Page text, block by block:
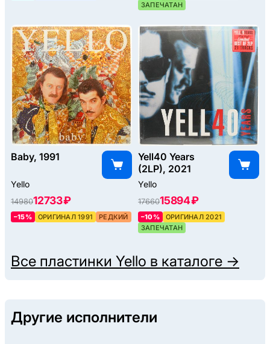
ЗАПЕЧАТАН
Baby, 1991
Yello
1498012733 ₽
–15% ОРИГИНАЛ 1991 РЕДКИЙ
Yell40 Years
(2LP), 2021
Yello
1766015894 ₽
–10%
ОРИГИНАЛ 2021
ЗАПЕЧАТАН
Все пластинки Yello в каталоге →
Другие исполнители